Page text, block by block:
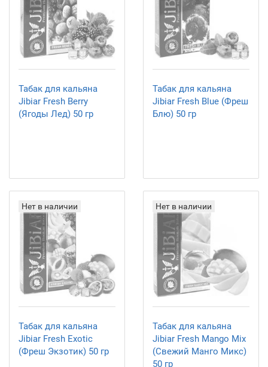
Табак для кальяна
Jibiar Fresh Berry
(Ягоды Лед) 50 гр
Табак для кальяна
Jibiar Fresh Blue (Фреш
Блю) 50 гр
Нет в наличии
Табак для кальяна
Jibiar Fresh Exotic
(Фреш Экзотик) 50 гр
Нет в наличии
Табак для кальяна
Jibiar Fresh Mango Mix
(Свежий Манго Микс)
50 гр